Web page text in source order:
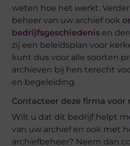
weten hoe het werkt.
beheer van uw archief ook
bedrijfsgeschiedenis en
zij een beleidsplan voor
kunt dus voor alle soorten
archieven bij hen terecht
en begeleiding.
Contacteer deze firma
Wilt u dat dit bedrijf helpt
van uw archief en ook met
archiefbeheer? Neem dan